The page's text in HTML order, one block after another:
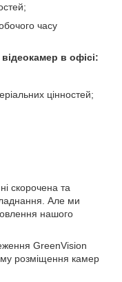
часу
в офісі:
цінностей;
скорочена та
Але ми
нашого
GreenVision
розміщення камер